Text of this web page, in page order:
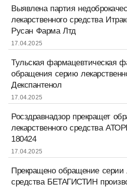
Выявлена партия
лекарственного средства
Русан Фарма Лтд
17.04.2025
Тульская фармацевтическая
обращения серию
Декспантенол
17.04.2025
Росздравнадзор прекращет
лекарственного средства
180424
17.04.2025
Прекращено обращение серии
средства БЕТАГИСТИН